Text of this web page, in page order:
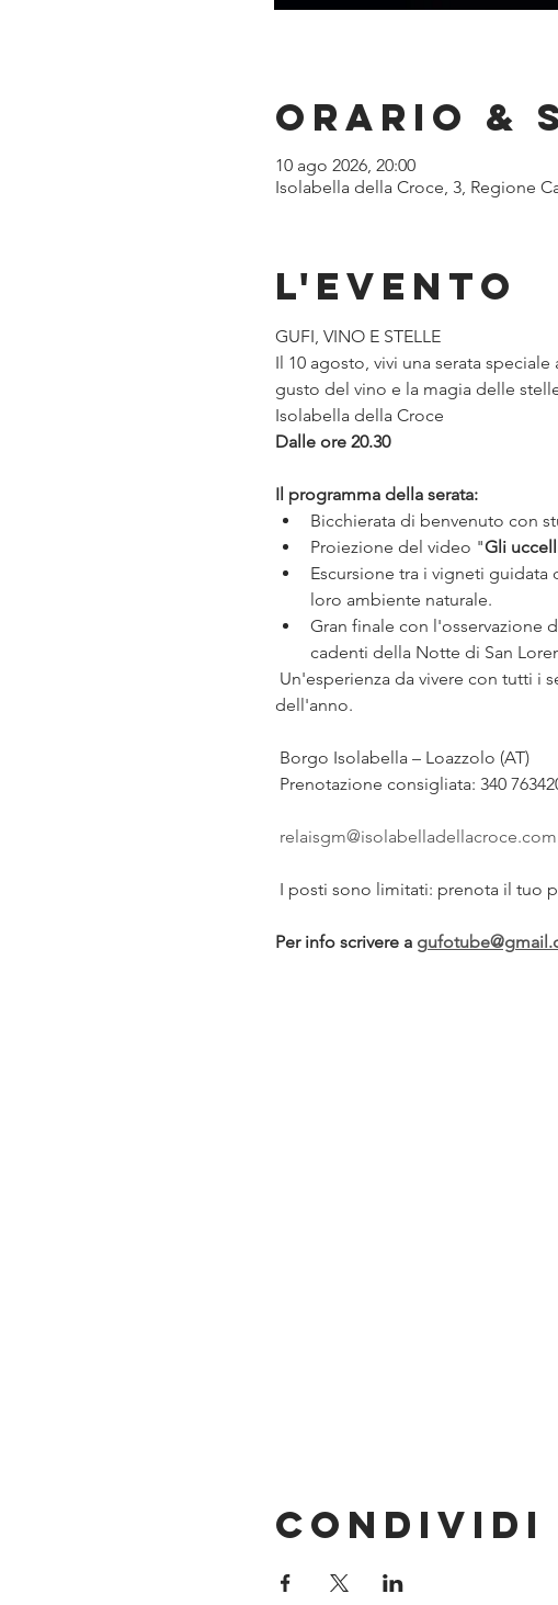
Orario &
10 ago 2026, 20:00
Isolabella della Croce, 3, Regione
L'evento
GUFI, VINO E STELLE
Il 10 agosto, vivi una serata
gusto del vino e la magia delle
Isolabella della Croce
Dalle ore 20.30
Il programma della serata:
Bicchierata di benvenuto con
Proiezione del video "Gli
Escursione tra i vigneti guidata
loro ambiente naturale.
Gran finale con l'osservazione
cadenti della Notte di San
dell'anno.
Borgo Isolabella – Loazzolo (AT)
Prenotazione consigliata: 340
relaisgm@isolabelladellacroce.com
I posti sono limitati: prenota il tuo
Per info scrivere a